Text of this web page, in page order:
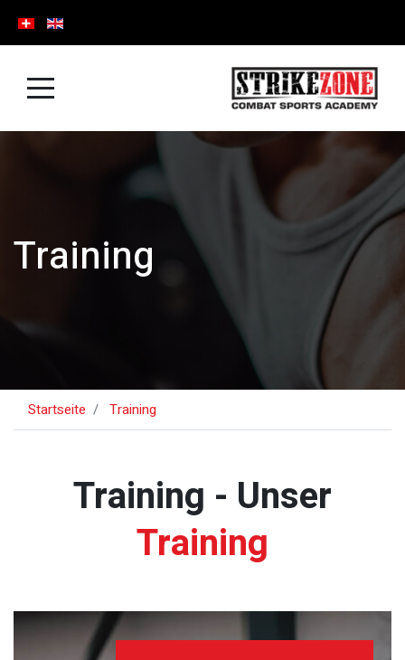
Training
Startseite Training
Training - Unser
Training